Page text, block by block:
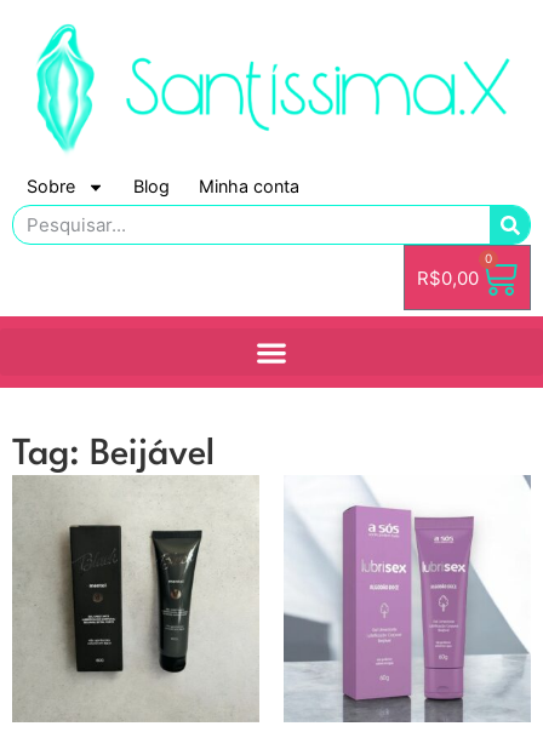
Sobre Blog Minha conta
R$0,00
0
Tag: Beijável